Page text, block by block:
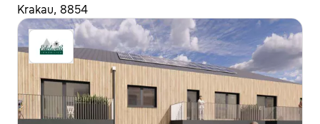
Krakau, 8854